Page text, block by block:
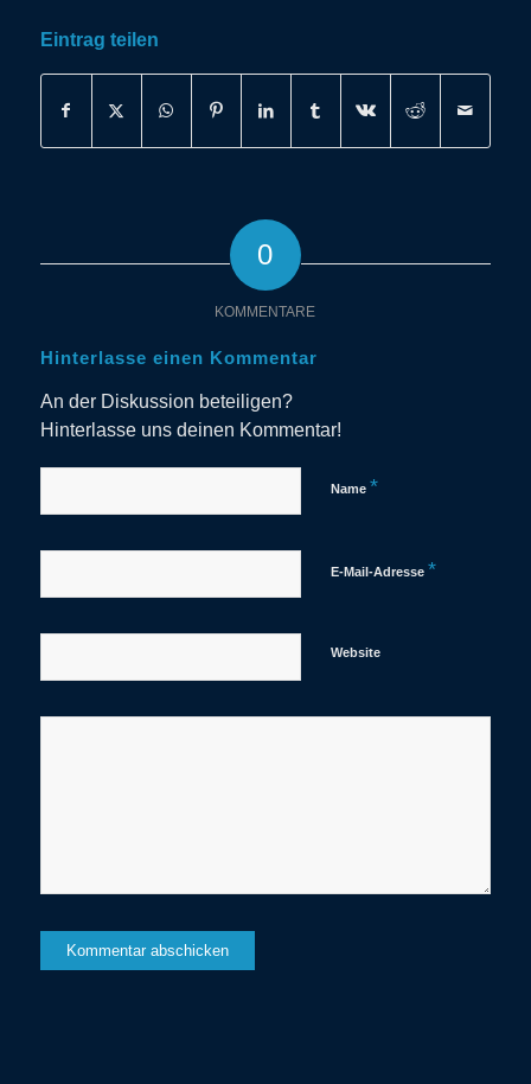
Eintrag teilen
0
KOMMENTARE
Hinterlasse einen Kommentar
An der Diskussion beteiligen?
Hinterlasse uns deinen Kommentar!
Name *
E-Mail-Adresse *
Website